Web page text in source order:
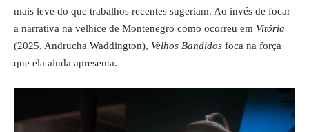
mais leve do que trabalhos recentes sugeriam. Ao invés de focar
a narrativa na velhice de Montenegro como ocorreu em Vitória
(2025, Andrucha Waddington), Velhos Bandidos foca na força
que ela ainda apresenta.